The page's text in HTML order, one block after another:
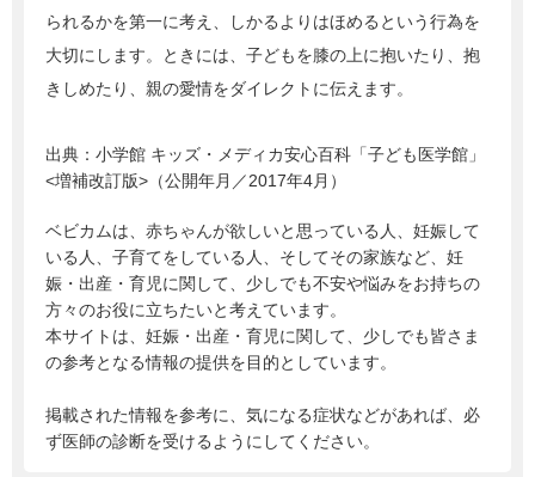
られるかを第一に考え、しかるよりはほめるという行為を
大切にします。ときには、子どもを膝の上に抱いたり、抱
きしめたり、親の愛情をダイレクトに伝えます。
出典： 小学館 キッズ・メディカ安心百科「子ども医学館」
<増補改訂版>（公開年月／2017年4月）
ベビカムは、赤ちゃんが欲しいと思っている人、妊娠して
いる人、子育てをしている人、そしてその家族など、妊
娠・出産・育児に関して、少しでも不安や悩みをお持ちの
方々のお役に立ちたいと考えています。
本サイトは、妊娠・出産・育児に関して、少しでも皆さま
の参考となる情報の提供を目的としています。
掲載された情報を参考に、気になる症状などがあれば、必
ず医師の診断を受けるようにしてください。